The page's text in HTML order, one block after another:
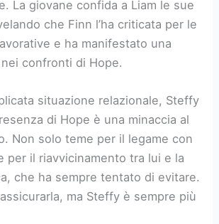
La giovane confida a Liam le sue
che Finn l’ha criticata per le
e ha manifestato una
confronti di Hope.
situazione relazionale, Steffy
di Hope è una minaccia al
Non solo teme per il legame con
per il riavvicinamento tra lui e la
che ha sempre tentato di evitare.
ma Steffy è sempre più